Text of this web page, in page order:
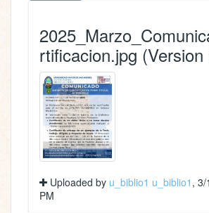
rtificacion.jpg (Version
Uploaded by u_biblio1 u_biblio1 ,
PM